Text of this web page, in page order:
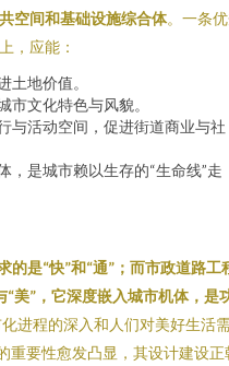
空间和基础设施综合体。一条
，应能：
土地价值。
市文化特色与风貌。
与活动空间，促进街道商业与社
，是城市赖以生存的“生命线”走
的是“快”和“通”；而市政道路工
“美”，它深度嵌入城市机体，是
进程的深入和人们对美好生活
重要性愈发凸显，其设计建设正